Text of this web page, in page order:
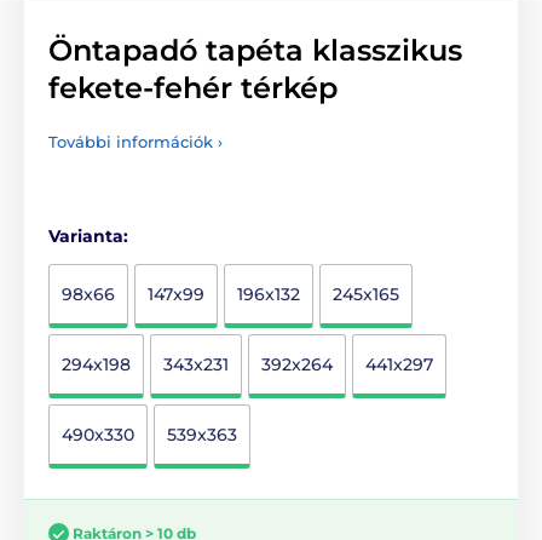
Öntapadó tapéta klasszikus
fekete-fehér térkép
További információk ›
Varianta:
98x66 147x99 196x132 245x165
294x198 343x231 392x264 441x297
490x330 539x363
Raktáron > 10 db